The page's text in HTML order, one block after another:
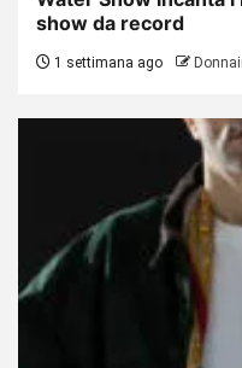
show da record
1 settimana ago